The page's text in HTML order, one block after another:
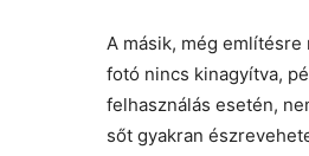
A másik, még említésre
fotó nincs kinagyítva,
felhasználás esetén,
sőt gyakran